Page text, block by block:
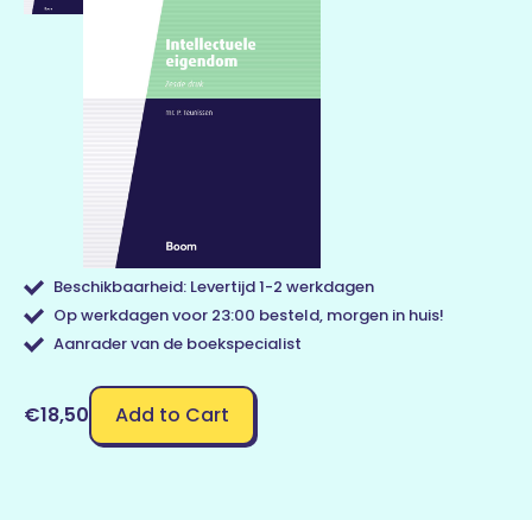
Beschikbaarheid: Levertijd 1-2 werkdagen
Op werkdagen voor 23:00 besteld, morgen in huis!
Aanrader van de boekspecialist
€18,50 Add to Cart